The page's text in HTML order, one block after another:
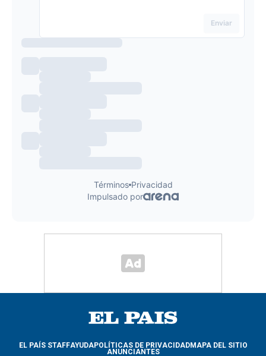
EL PAÍS STAFFAYUDAPOLÍTICAS DE PRIVACIDADMAPA DEL SITIO
ANUNCIANTES